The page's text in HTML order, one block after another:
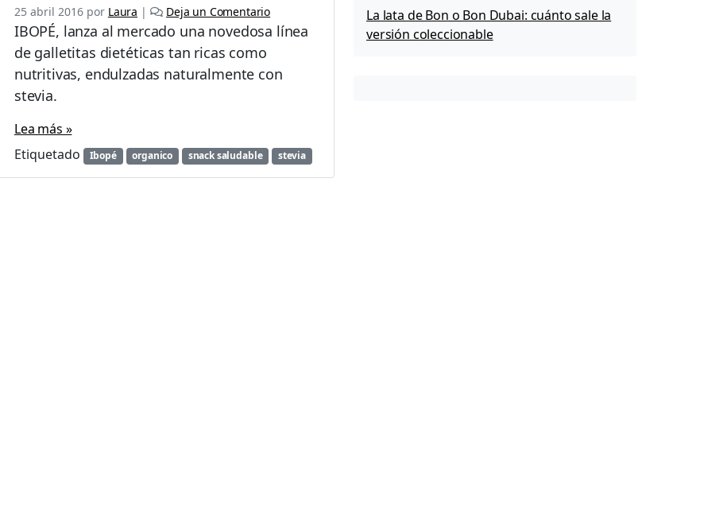
25 abril 2016por Laura | Deja un Comentario
IBOPÉ, lanza al mercado una novedosa línea
de galletitas dietéticas tan ricas como
nutritivas, endulzadas naturalmente con
stevia.
Lea más »
Etiquetado
Ibopé organico snack saludable stevia
La lata de Bon o Bon Dubai: cuánto sale la
versión coleccionable